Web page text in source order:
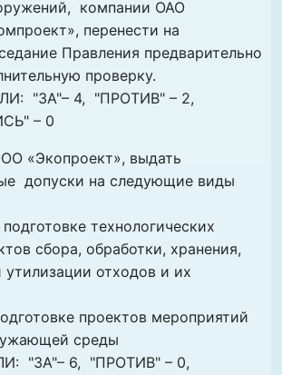
компании ОАО
перенести на
Правления предварительно
проверку.
"ЗА"– 4, "ПРОТИВ" – 2,
– 0
«Экопроект», выдать
допуски на следующие виды
технологических
сбора, обработки, хранения,
утилизации отходов и их
проектов мероприятий
среды
"ЗА"– 6, "ПРОТИВ" – 0,